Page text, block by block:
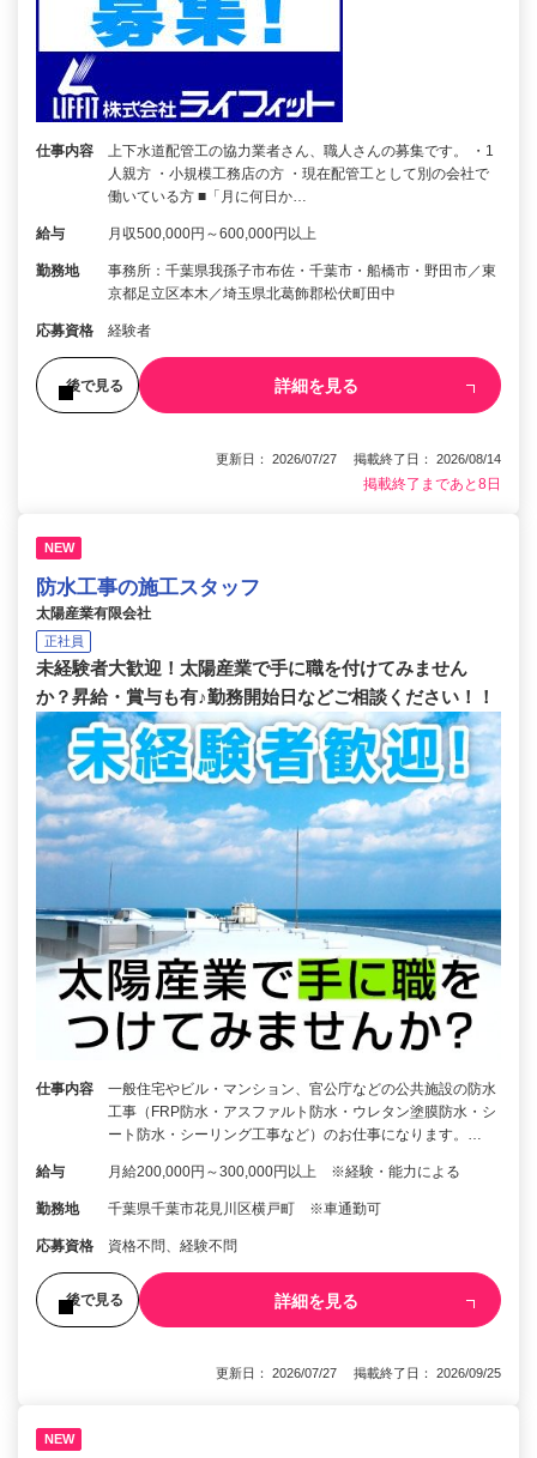
仕事内容
上下水道配管工の協力業者さん、職人さんの募集です。 ・1
人親方 ・小規模工務店の方 ・現在配管工として別の会社で
働いている方 ■「月に何日か…
給与 月収500,000円～600,000円以上
勤務地
事務所：千葉県我孫子市布佐・千葉市・船橋市・野田市／東
京都足立区本木／埼玉県北葛飾郡松伏町田中
応募資格 経験者
後で見る 詳細を見る
更新日： 2026/07/27 掲載終了日： 2026/08/14
掲載終了まであと8日
NEW
防水工事の施工スタッフ
太陽産業有限会社
正社員
未経験者大歓迎！太陽産業で手に職を付けてみません
か？昇給・賞与も有♪勤務開始日などご相談ください！！
仕事内容
一般住宅やビル・マンション、官公庁などの公共施設の防水
工事（FRP防水・アスファルト防水・ウレタン塗膜防水・シ
ート防水・シーリング工事など）のお仕事になります。…
給与 月給200,000円～300,000円以上 ※経験・能力による
勤務地 千葉県千葉市花見川区横戸町 ※車通勤可
応募資格 資格不問、経験不問
後で見る 詳細を見る
更新日： 2026/07/27 掲載終了日： 2026/09/25
NEW